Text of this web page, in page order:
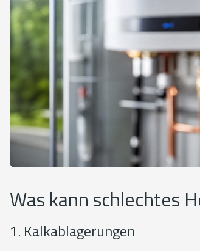
Was kann schlechtes
1. Kalkablagerungen